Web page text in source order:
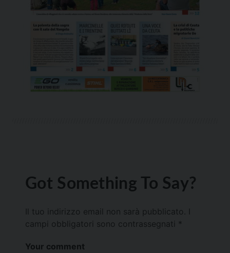
Got Something To Say?
Il tuo indirizzo email non sarà pubblicato.
campi obbligatori sono contrassegnati *
Your comment